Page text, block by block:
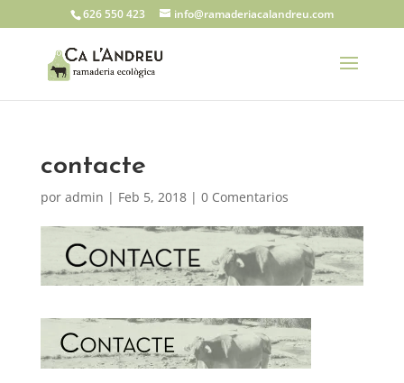
626 550 423 info@ramaderiacalandreu.com
contacte
por admin | Feb 5, 2018| 0 Comentarios